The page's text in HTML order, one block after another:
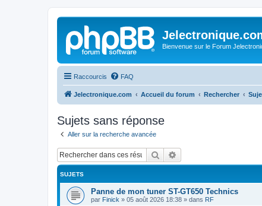
Bienvenue sur le Forum
Raccourcis FAQ
Jelectronique.com Accueil du forum Rechercher
Sujets sans réponse
Aller sur la recherche avancée
Rechercher
SUJETS
Panne de mon tuner ST-GT650 Technics
par Finick » 05 août 2026 18:38 » dans RF